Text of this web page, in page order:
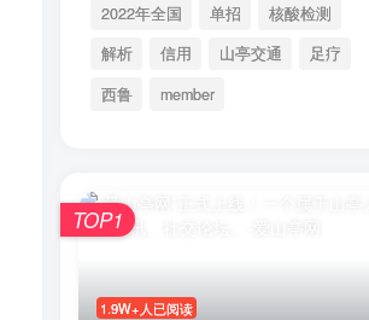
2022年全国
单招
核酸检测
解析
信用 山亭交通
足疗
西鲁
member
1.9W+人已阅读
TOP1